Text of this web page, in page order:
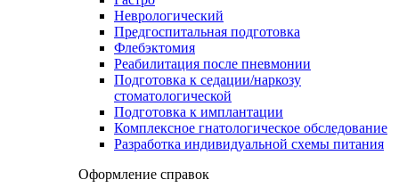
Неврологический
Предгоспитальная подготовка
Флебэктомия
Реабилитация после пневмонии
Подготовка к седации/наркозу
стоматологической
Подготовка к имплантации
Комплексное гнатологическое обследование
Разработка индивидуальной схемы питания
Оформление справок